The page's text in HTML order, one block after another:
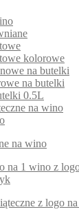
kolorowe
na butelki
na butelki
0.5L
na wino